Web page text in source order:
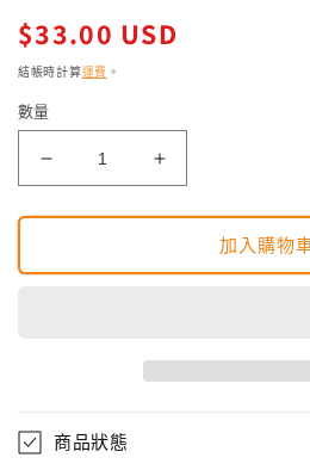
案
1
定
價
$33.00 USD
結帳時計算運費 。
數量
ment
feast!
collection
玩
Re-
ment
feast!
collection
加入購物
商品狀態